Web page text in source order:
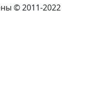
© 2011-2022